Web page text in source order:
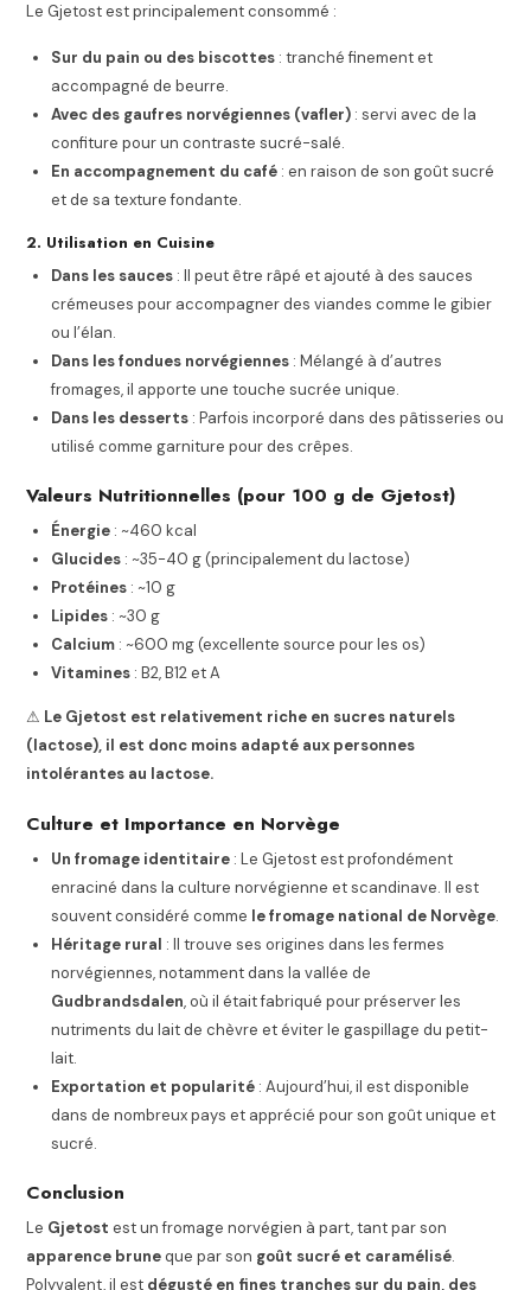
Le Gjetost est principalement consommé :
Sur du pain ou des biscottes : tranché finement et
accompagné de beurre.
Avec des gaufres norvégiennes (vafler) : servi avec de la
confiture pour un contraste sucré-salé.
En accompagnement du café : en raison de son goût sucré
et de sa texture fondante.
2. Utilisation en Cuisine
Dans les sauces : Il peut être râpé et ajouté à des sauces
crémeuses pour accompagner des viandes comme le gibier
ou l’élan.
Dans les fondues norvégiennes : Mélangé à d’autres
fromages, il apporte une touche sucrée unique.
Dans les desserts : Parfois incorporé dans des pâtisseries ou
utilisé comme garniture pour des crêpes.
Valeurs Nutritionnelles (pour 100 g de Gjetost)
Énergie : ~460 kcal
Glucides : ~35-40 g (principalement du lactose)
Protéines : ~10 g
Lipides : ~30 g
Calcium : ~600 mg (excellente source pour les os)
Vitamines : B2, B12 et A
⚠ Le Gjetost est relativement riche en sucres naturels
(lactose), il est donc moins adapté aux personnes
intolérantes au lactose.
Culture et Importance en Norvège
Un fromage identitaire : Le Gjetost est profondément
enraciné dans la culture norvégienne et scandinave. Il est
souvent considéré comme le fromage national de Norvège.
Héritage rural : Il trouve ses origines dans les fermes
norvégiennes, notamment dans la vallée de
Gudbrandsdalen, où il était fabriqué pour préserver les
nutriments du lait de chèvre et éviter le gaspillage du petit-
lait.
Exportation et popularité : Aujourd’hui, il est disponible
dans de nombreux pays et apprécié pour son goût unique et
sucré.
Conclusion
Le Gjetost est un fromage norvégien à part, tant par son
apparence bruneque par son goût sucré et caramélisé.
Polyvalent, il est dégusté en fines tranches sur du pain, des